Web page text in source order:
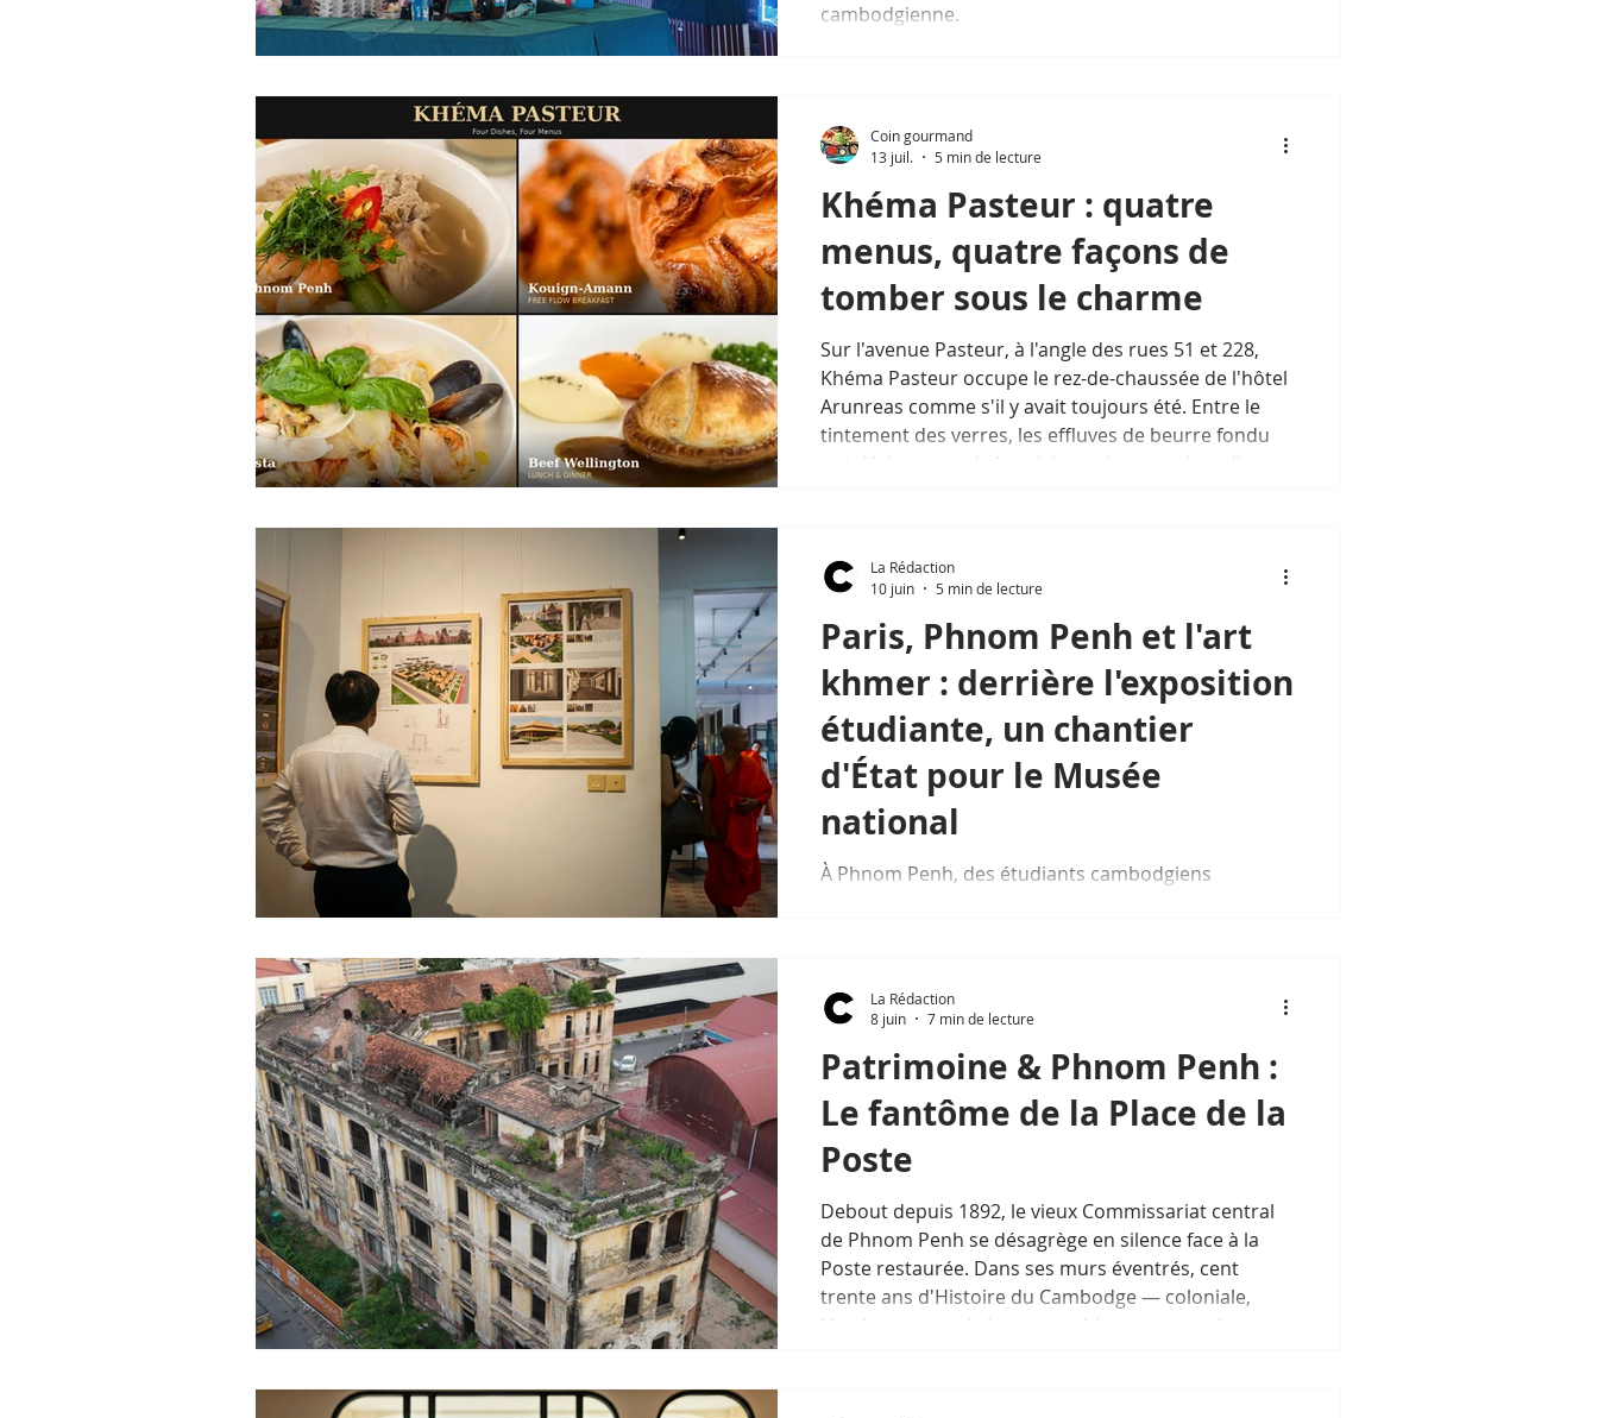
cambodgienne.
Khéma Pasteur : quatre
menus, quatre façons de
tomber sous le charme
Sur l'avenue Pasteur, à l'angle des rues 51 et 228,
Khéma Pasteur occupe le rez-de-chaussée de l'hôtel
Arunreas comme s'il y avait toujours été. Entre le
tintement des verres, les effluves de beurre fondu
qui s'échappent de la cuisine et le va-et-vient discret
de Phnom Penh, sans jamais céder à la facilité du
décor pittoresq
Coin gourmand
13 juil.
5 min de lecture
Paris, Phnom Penh et l'art
khmer : derrière l'exposition
étudiante, un chantier
d'État pour le Musée
national
À Phnom Penh, des étudiants cambodgiens
commencer.
La Rédaction
10 juin
5 min de lecture
Patrimoine & Phnom Penh :
Le fantôme de la Place de la
Poste
Debout depuis 1892, le vieux Commissariat central
de Phnom Penh se désagrège en silence face à la
Poste restaurée. Dans ses murs éventrés, cent
trente ans d'Histoire du Cambodge — coloniale,
khmère rouge, cinématographique — attendent un
La Rédaction
8 juin
7 min de lecture